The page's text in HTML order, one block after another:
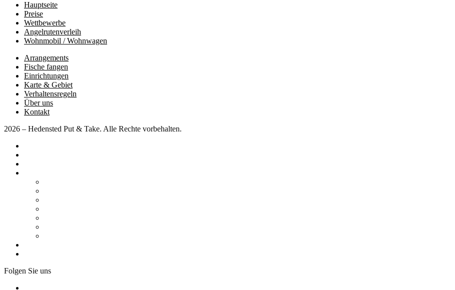
Hauptseite
Preise
Wettbewerbe
Angelrutenverleih
Wohnmobil / Wohnwagen
Arrangements
Fische fangen
Einrichtungen
Karte & Gebiet
Verhaltensregeln
Über uns
Kontakt
2026 – Hedensted Put & Take. Alle Rechte vorbehalten.
Folgen Sie uns